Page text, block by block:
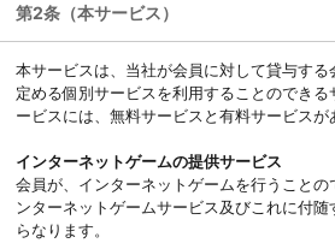
第2条（本サービス）
本サービスは、当社が会員に対して貸与する
定める個別サービスを利用することのでき
ービスには、無料サービスと有料サービスが
インターネットゲームの提供サービス
会員が、インターネットゲームを行うことの
ンターネットゲームサービス及びこれに付
らなります。